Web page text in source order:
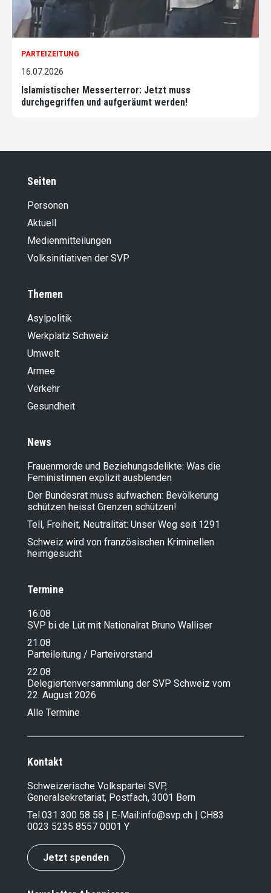
PARTEIZEITUNG
16.07.2026
Islamistischer Messerterror: Jetzt muss
durchgegriffen und aufgeräumt werden!
Seiten
Personen
Aktuell
Medienmitteilungen
Volksinitiativen der SVP
Themen
Asylpolitik
Werkplatz Schweiz
Umwelt
Armee
Verkehr
Gesundheit
News
Frauenmorde und Beziehungsdelikte: Was die
Feministinnen explizit ausblenden
Der Bundesrat muss aufwachen: Bevölkerung
schützen heisst Grenzen schützen!
Tell, Freiheit, Neutralität: Unser Weg seit 1291
Schweiz wird von französischen Kriminellen
heimgesucht
Termine
16.08
SVP bi de Lüt mit Nationalrat Bruno Walliser
21.08
Parteileitung / Parteivorstand
22.08
Delegiertenversammlung der SVP Schweiz vom
22. August 2026
Alle Termine
Kontakt
Schweizerische Volkspartei SVP,
Generalsekretariat, Postfach, 3001 Bern
Tel.031 300 58 58 | E-Mail:info@svp.ch | CH83
0023 5235 8557 0001 Y
Jetzt spenden